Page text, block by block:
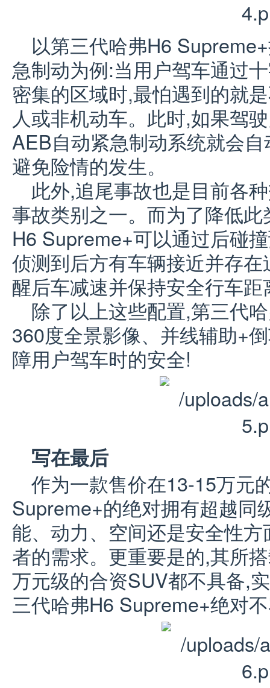
以第三代哈弗H6
急制动为例:当用户驾车通过
密集的区域时,最怕遇到的就
人或非机动车。此时,如果驾
AEB自动紧急制动系统就会
避免险情的发生。
此外,追尾事故也是目前各
事故类别之一。而为了降低
H6 Supreme+可以通过后碰
侦测到后方有车辆接近并存
醒后车减速并保持安全行车
除了以上这些配置,第三代
360度全景影像、并线辅助+
障用户驾车时的安全!
写在最后
作为一款售价在13-15万元
Supreme+的绝对拥有超越同
能、动力、空间还是安全性
者的需求。更重要是的,其所
万元级的合资SUV都不具备,
三代哈弗H6 Supreme+绝对